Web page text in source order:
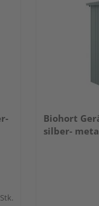
Biohort
silber-